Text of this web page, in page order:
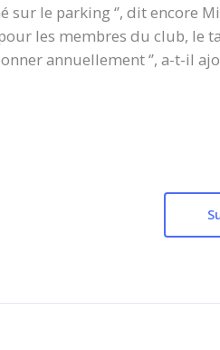
sur le parking ‘’, dit encore
les membres du club, le
annuellement ‘’, a-t-il